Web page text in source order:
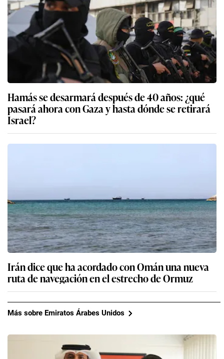
Hamás se desarmará después de 40 años: ¿qué
pasará ahora con Gaza y hasta dónde se retirará
Israel?
Irán dice que ha acordado con Omán una nueva
ruta de navegación en el estrecho de Ormuz
Más sobre Emiratos Árabes Unidos